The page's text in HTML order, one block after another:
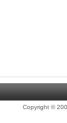
Copyright ©